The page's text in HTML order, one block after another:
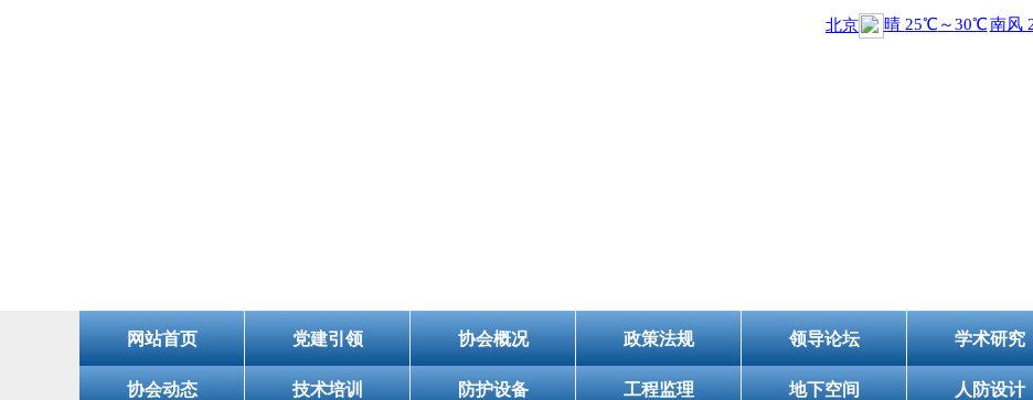
网站首页 党建引领 协会概况 政策法规 领导论坛 学术研究
协会动态 技术培训 防护设备 工程监理 地下空间 人防设计